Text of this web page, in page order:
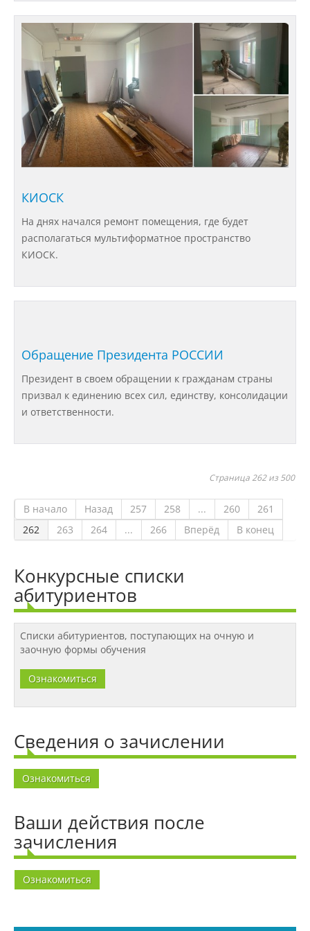
Партнеры
Безопасность
Противодействие коррупции
Предотвращение кризисных ситуаций
межнациональной розни
Контакты
Наши услуги
Организации-партнеры
Зарубежные стажировки
Иностранным студентам
Зарубежные стипендиальные
программы
КИОСК
На днях начался ремонт помещения, где будет
располагаться мультиформатное пространство
КИОСК.
Обращение Президента РОССИИ
Президент в своем обращении к гражданам страны
призвал к единению всех сил, единству, консолидации
и ответственности.
Страница 262 из 500
В начало Назад 257 258 ... 260
261
262
263 264 ... 266 Вперёд В конец
Конкурсные списки
абитуриентов
Списки абитуриентов, поступающих на очную и
заочную формы обучения
Ознакомиться
Сведения о зачислении
Ознакомиться
Ваши действия после
зачисления
Ознакомиться